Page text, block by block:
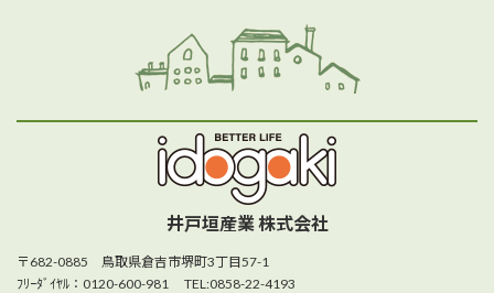
井戸垣産業 株式会社
〒682-0885 鳥取県倉吉市堺町3丁目57-1
ﾌﾘｰﾀﾞｲﾔﾙ：0120-600-981 TEL:0858-22-4193